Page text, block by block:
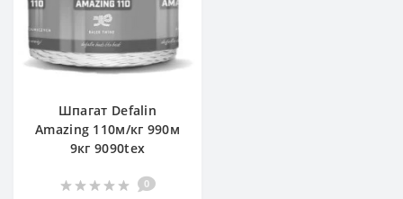
Шпагат Defalin
Amazing 110м/кг 990м
9кг 9090tex
0